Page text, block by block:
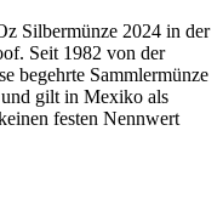
Silbermünze 2024 in der
Seit 1982 von der
begehrte Sammlermünze
und gilt in Mexiko als
festen Nennwert